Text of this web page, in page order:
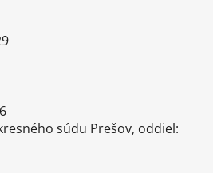
súdu Prešov, oddiel: